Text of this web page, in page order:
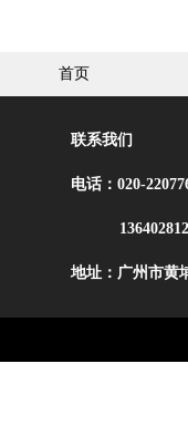
首页
联系我们
电话：020-
地址：广州市黄